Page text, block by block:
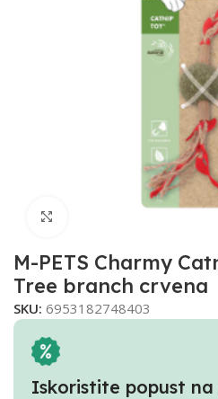
M-PETS Charmy
Tree branch crvena
SKU: 6953182748403
Iskoristite popust na